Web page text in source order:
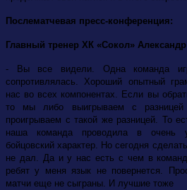
Послематчевая пресс-конференция:
Главный тренер ХК «Сокол» Александр
- Вы все видели. Одна команда
сопротивлялась. Хороший опытный
нас во всех компонентах. Если вы
то мы либо выигрываем с
проигрываем с такой же разницей. То
наша команда проводила в очень
бойцовский характер. Но сегодня
не дал. Да и у нас есть с чем в
ребят у меня язык не повернется.
матчи еще не сыграны. И лучшие тоже